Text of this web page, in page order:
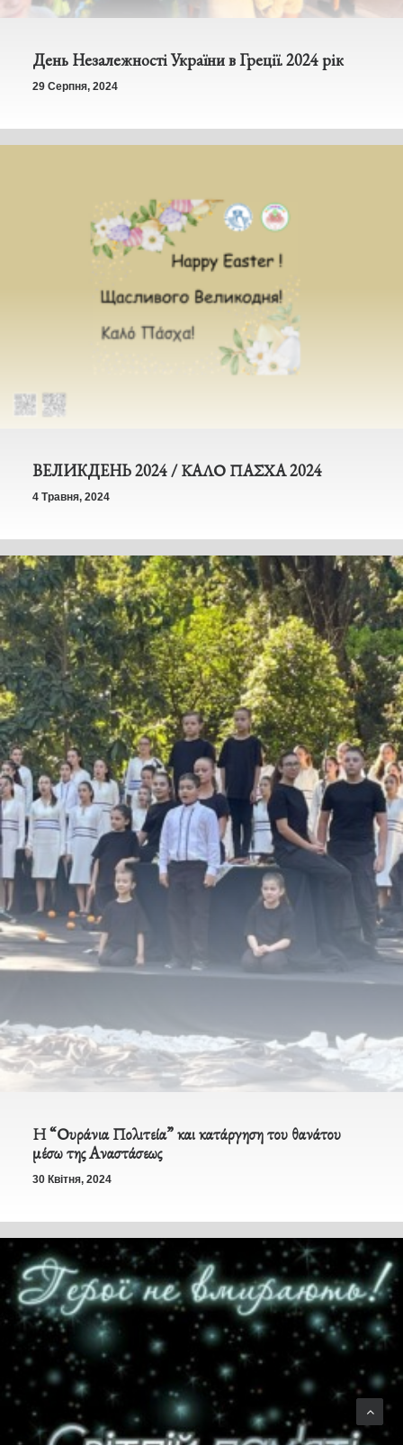
День Незалежності України в Греції. 2024 рік
29 Серпня, 2024
ВЕЛИКДЕНЬ 2024 / ΚΑΛΟ ΠΑΣΧΑ 2024
4 Травня, 2024
Η “Ουράνια Πολιτεία” και κατάργηση του θανάτου
μέσω της Αναστάσεως
30 Квітня, 2024